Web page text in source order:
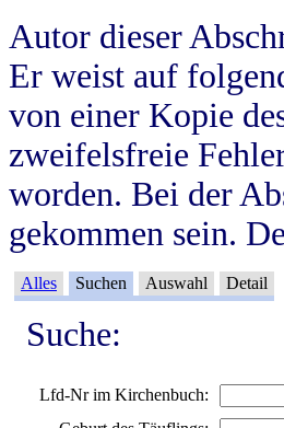
Autor dieser
Er weist auf
von einer Kopie
zweifelsfreie
worden. Bei der
gekommen sein.
Alles Suchen Auswahl Detail
Suche:
Lfd-Nr im Kirchenbuch: